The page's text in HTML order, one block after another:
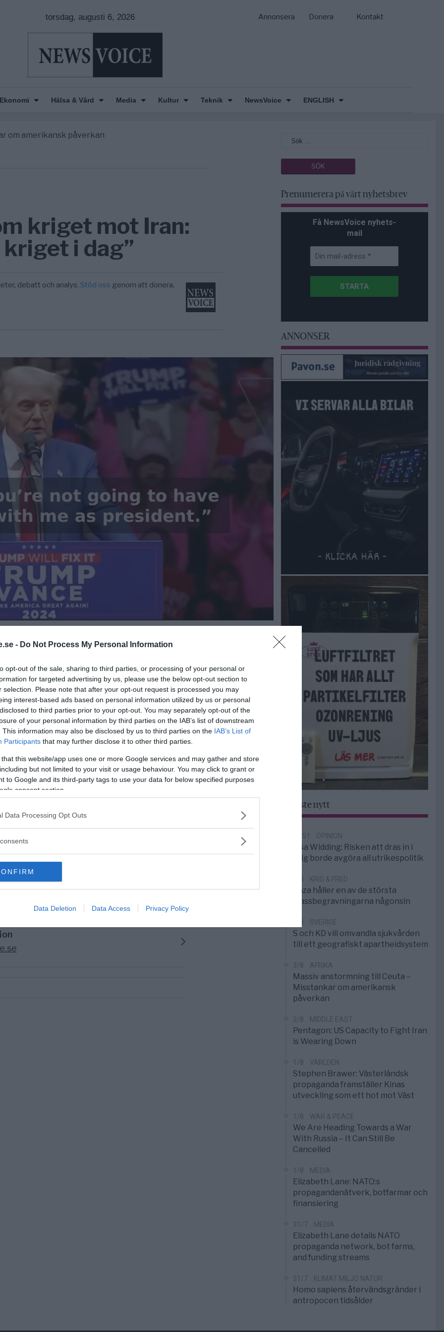
- Do Not Process My Personal Information
opt-out of the sale, sharing to third parties, or processing of your personal or
for targeted advertising by us, please use the below opt-out section to
selection. Please note that after your opt-out request is processed you may
interest-based ads based on personal information utilized by us or personal
to third parties prior to your opt-out. You may separately opt-out of the
of your personal information by third parties on the IAB’s list of downstream
This information may also be disclosed by us to third parties on the IAB’s List of
Participants that may further disclose it to other third parties.
that this website/app uses one or more Google services and may gather and store
but not limited to your visit or usage behaviour. You may click to grant or
to Google and its third-party tags to use your data for below specified purposes
consent section.
Data Processing Opt Outs
Data Deletion Data Access Privacy Policy
torsdag, augusti 6, 2026 Annonsera Donera Kontakt
Ekonomi Hälsa & Vård Media Kultur Teknik NewsVoice ENGLISH
avgöra all utrikespolitik
om amerikansk påverkan
kriget mot Iran:
i dag”
debatt och analys.Stöd oss genom att donera,
att Iran-kriget är över, men Irans
ett beslut inte är taget och att Iran
med sina röda linjer.
har vi avslutat kriget med Iran i dag”, säger
JD Vance kan komma att delta i en
inom de närmaste dagarna.
uppföljning.
Prenumerera på vårt nyhetsbrev
Få NewsVoice nyhets-
mail
ANNONSER
Senaste nytt
18:51 OPINION
Elsa Widding: Risken att dras in i
krig borde avgöra all utrikespolitik
5/8 KRIG & FRED
Gaza håller en av de största
massbegravningarna någonsin
5/8 SVERIGE
S och KD vill omvandla sjukvården
till ett geografiskt apartheidsystem
3/8 AFRIKA
Massiv anstormning till Ceuta –
Misstankar om amerikansk
påverkan
2/8 MIDDLE EAST
Pentagon: US Capacity to Fight Iran
is Wearing Down
1/8 VÄRLDEN
Stephen Brawer: Västerländsk
propaganda framställer Kinas
utveckling som ett hot mot Väst
1/8 WAR & PEACE
We Are Heading Towards a War
With Russia – It Can Still Be
Cancelled
1/8 MEDIA
Elizabeth Lane: NATO:s
propagandanätverk, botfarmar och
finansiering
31/7 MEDIA
Elizabeth Lane details NATO
propaganda network, bot farms,
and funding streams
31/7 KLIMAT MILJÖ NATUR
Homo sapiens återvändsgränder i
antropocen tidsålder